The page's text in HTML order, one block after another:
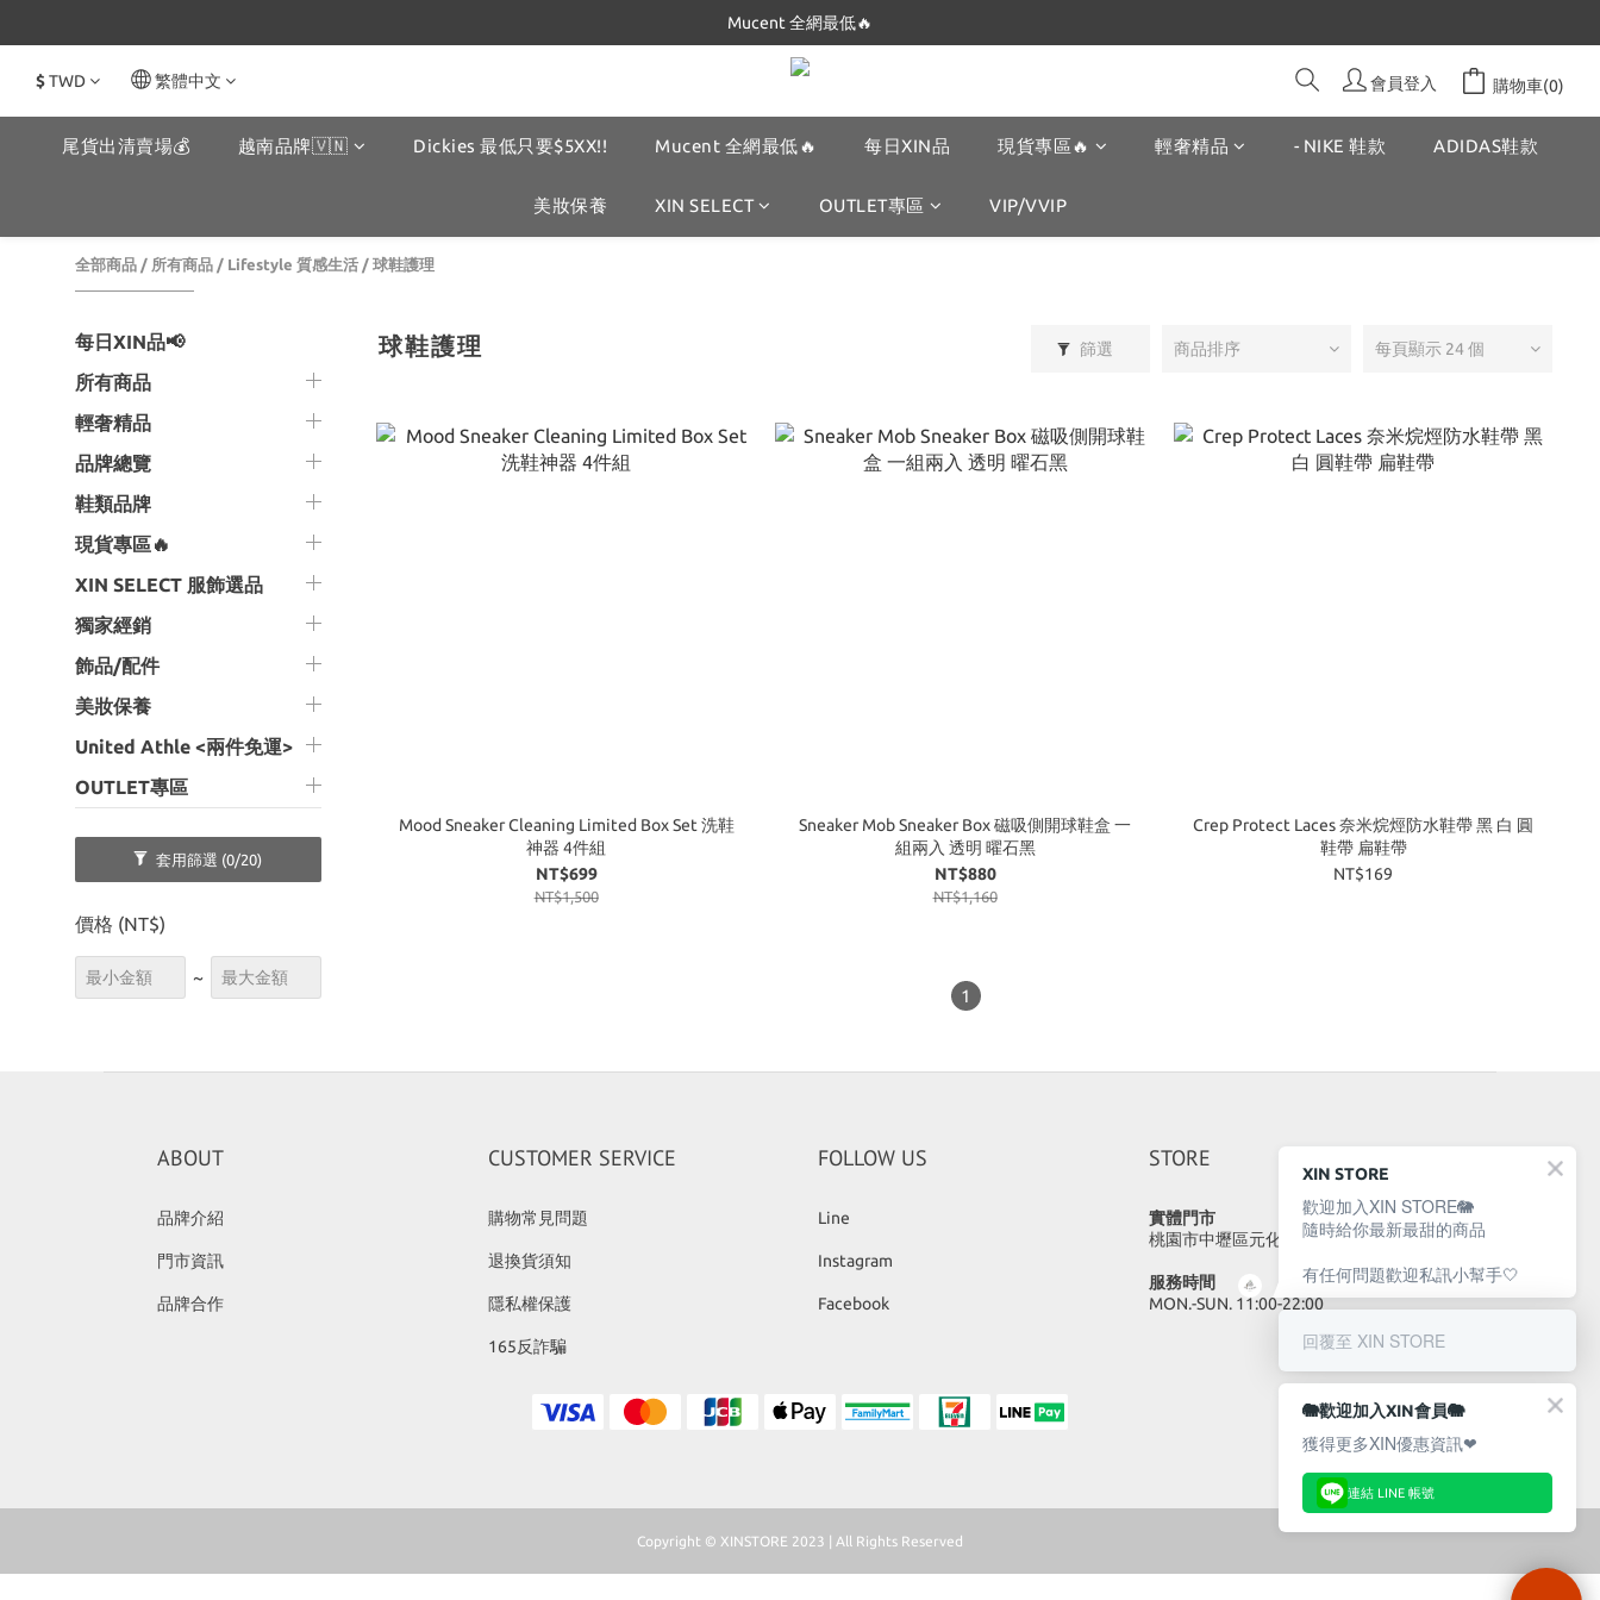
Dickies 最低只要$5XX!!
Mucent 全網最低🔥
Dickies 最低只要$5XX!!
$TWD 繁體中文 會員登入 購物車(0)
尾貨出清賣場💰 越南品牌🇻🇳 Dickies 最低只要$5XX!! Mucent 全網最低🔥 每日XIN品 現貨專區🔥 輕奢精品 - NIKE 鞋款 ADIDAS鞋款
美妝保養 XIN SELECT OUTLET專區 VIP/VVIP
全部商品 / 所有商品 / Lifestyle 質感生活 / 球鞋護理
每日XIN品📢
所有商品
輕奢精品
品牌總覽
鞋類品牌
現貨專區🔥
XIN SELECT 服飾選品
獨家經銷
飾品/配件
美妝保養
United Athle <兩件免運>
OUTLET專區
套用篩選 (0/20)
價格 (NT$)
~
球鞋護理 篩選 商品排序 每頁顯示 24 個
Mood Sneaker Cleaning Limited Box Set 洗鞋
神器 4件組
NT$699
NT$1,500
Sneaker Mob Sneaker Box 磁吸側開球鞋盒 一
組兩入 透明 曜石黑
NT$880
NT$1,160
Crep Protect Laces 奈米烷烴防水鞋帶 黑 白 圓
鞋帶 扁鞋帶
NT$169
1
ABOUT
品牌介紹
門市資訊
品牌合作
CUSTOMER SERVICE
購物常見問題
退換貨須知
隱私權保護
165反詐騙
FOLLOW US
Line
Instagram
Facebook
STORE
實體門市
桃園市中壢區元化路23號
服務時間
MON.-SUN. 11:00-22:00
Copyright © XINSTORE 2023 | All Rights Reserved
XIN STORE
歡迎加入XIN STORE🐘
隨時給你最新最甜的商品
有任何問題歡迎私訊小幫手🤍
回覆至 XIN STORE
🐘歡迎加入XIN會員🐘
獲得更多XIN優惠資訊❤
連結 LINE 帳號